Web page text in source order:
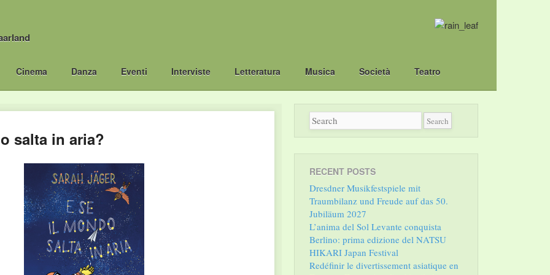
Cinema Danza Eventi Interviste Letteratura Musica Società Teatro
salta in aria?
RECENT POSTS
Dresdner Musikfestspiele mit
Traumbilanz und Freude auf das 50.
Jubiläum 2027
L’anima del Sol Levante conquista
Berlino: prima edizione del NATSU
HIKARI Japan Festival
Redéfinir le divertissement asiatique en